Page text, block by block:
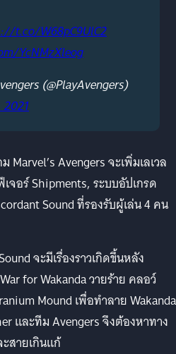
t.co/W68pC9UlC2
YcNMzXleog
(@PlayAvengers)
Marvel’s Avengers จะเพิ่มเลเวล
จอร์ Shipments, ระบบอัปเกรด
Sound ที่รองรับผู้เล่น 4 คน
จะมีเรื่องราวเกิดขึ้นหลัง
for Wakanda วายร้าย คลอว์
Mound เพื่อทำลาย Wakanda
และทีม Avengers จึงต้องหาทาง
สายเกินแก้